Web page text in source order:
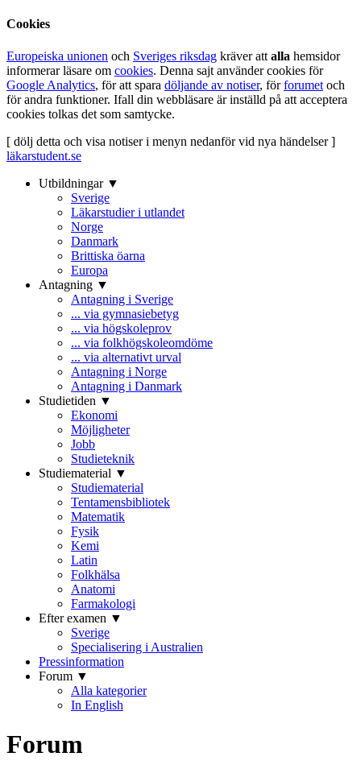
Cookies
Europeiska unionen och Sveriges riksdag kräver att alla hemsidor
informerar läsare om cookies. Denna sajt använder cookies för
Google Analytics, för att spara döljande av notiser, förforumet och
för andra funktioner. Ifall din webbläsare är inställd på att acceptera
cookies tolkas det som samtycke.
[ dölj detta och visa notiser i menyn nedanför vid nya händelser ]
läkarstudent.se
Utbildningar ▼
Sverige
Läkarstudier i utlandet
Norge
Danmark
Brittiska öarna
Europa
Antagning ▼
Antagning i Sverige
... via gymnasiebetyg
... via högskoleprov
... via folkhögskoleomdöme
... via alternativt urval
Antagning i Norge
Antagning i Danmark
Studietiden ▼
Ekonomi
Möjligheter
Jobb
Studieteknik
Studiematerial ▼
Studiematerial
Tentamensbibliotek
Matematik
Fysik
Kemi
Latin
Folkhälsa
Anatomi
Farmakologi
Efter examen ▼
Sverige
Specialisering i Australien
Pressinformation
Forum ▼
Alla kategorier
In English
Forum